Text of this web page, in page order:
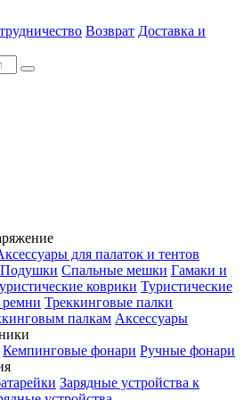
Возврат Доставка и
для палаток и тентов
Подушки Спальные мешки Гамаки и
коврики Туристические
Треккинговые палки
палкам Аксессуары
Кемпинговые фонари Ручные фонари
Зарядные устройства к